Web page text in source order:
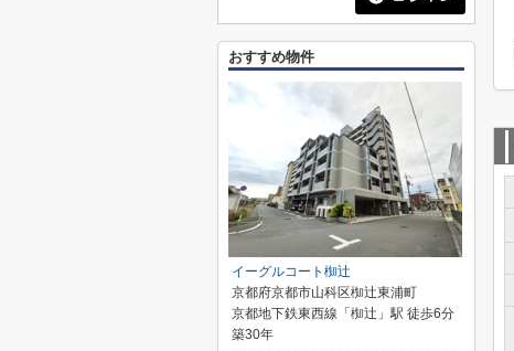
おすすめ物件
イーグルコート椥辻
京都府京都市山科区椥辻東浦町
京都地下鉄東西線「椥辻」駅 徒歩6分
築30年